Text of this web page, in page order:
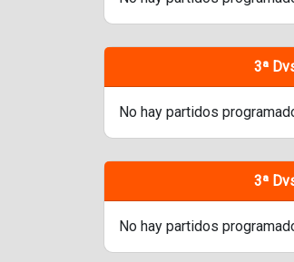
3ª
No hay partidos
3ª
No hay partidos